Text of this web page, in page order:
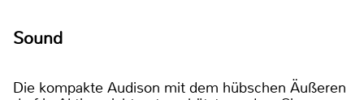
Sound
Die kompakte Audison mit dem hübschen Äußeren